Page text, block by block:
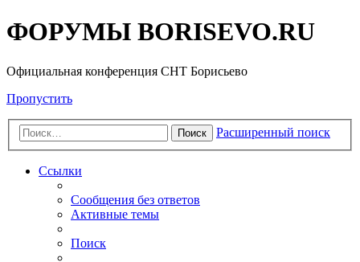
ФОРУМЫ BORISEVO.RU
Официальная конференция СНТ Борисьево
Пропустить
Поиск Расширенный поиск
Ссылки
Сообщения без ответов
Активные темы
Поиск